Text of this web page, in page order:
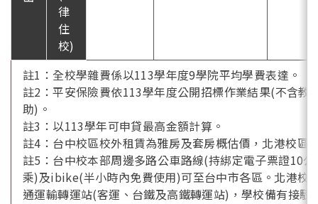
律
住
校)
註1：全校學雜費係以113學年度9學院平均學費表達。
註2：平安保險費依113學年度公開招標作業結果(不含教
助)。
註3：以113學年可申貸最高金額計算。
註4：台中校區校外租賃為雅房及套房概估價，北港校區
註5：台中校本部周邊多路公車路線(持綁定電子票證10
乘)及ibike(半小時內免費使用)可至台中市各區。北港校
通運輸轉運站(客運、台鐵及高鐵轉運站)，學校備有接駁